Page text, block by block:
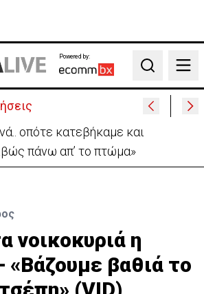
Powered by:
Search
η Τουρκία και το Πακιστάν θα
συμφωνία
νοικοκυριά η
«Βάζουμε βαθιά το